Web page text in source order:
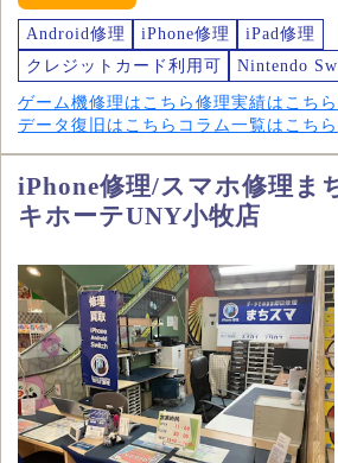
Android修理 iPhone修理
iPad修理
クレジットカード利用可
Nintendo
ゲーム機修理はこちら 修理実績はこちら
データ復旧はこちら コラム一覧はこちら
iPhone修理/スマホ修理ま
キホーテUNY小牧店